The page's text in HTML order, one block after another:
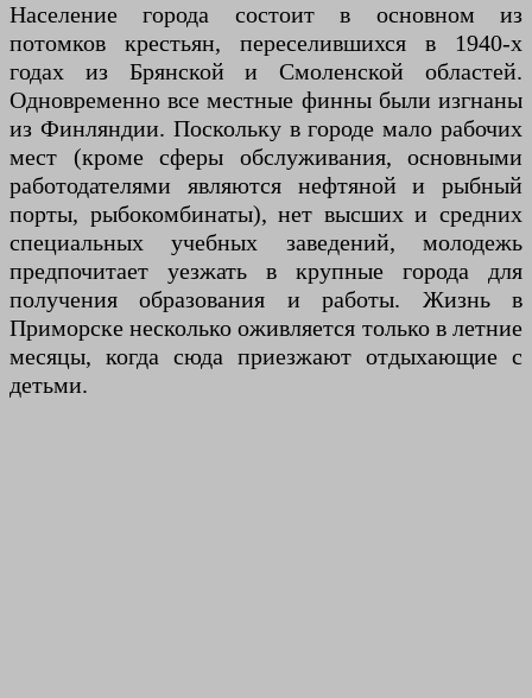
Население города состоит в основном из
потомков крестьян, переселившихся в 1940-х
годах из Брянской и Смоленской областей.
Одновременно все местные финны были изгнаны
из Финляндии. Поскольку в городе мало рабочих
мест (кроме сферы обслуживания, основными
работодателями являются нефтяной и рыбный
порты, рыбокомбинаты), нет высших и средних
специальных учебных заведений, молодежь
предпочитает уезжать в крупные города для
получения образования и работы. Жизнь в
Приморске несколько оживляется только в летние
месяцы, когда сюда приезжают отдыхающие с
детьми.